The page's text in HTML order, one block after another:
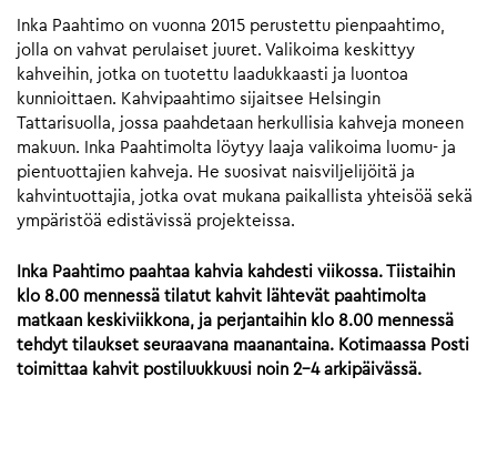
Inka Paahtimo on vuonna 2015 perustettu pienpaahtimo,
jolla on vahvat perulaiset juuret. Valikoima keskittyy
kahveihin, jotka on tuotettu laadukkaasti ja luontoa
kunnioittaen. Kahvipaahtimo sijaitsee Helsingin
Tattarisuolla, jossa paahdetaan herkullisia kahveja moneen
makuun. Inka Paahtimolta löytyy laaja valikoima luomu- ja
pientuottajien kahveja. He suosivat naisviljelijöitä ja
kahvintuottajia, jotka ovat mukana paikallista yhteisöä sekä
ympäristöä edistävissä projekteissa.
Inka Paahtimo paahtaa kahvia kahdesti viikossa. Tiistaihin
klo 8.00 mennessä tilatut kahvit lähtevät paahtimolta
matkaan keskiviikkona, ja perjantaihin klo 8.00 mennessä
tehdyt tilaukset seuraavana maanantaina. Kotimaassa Posti
toimittaa kahvit postiluukkuusi noin 2-4 arkipäivässä.